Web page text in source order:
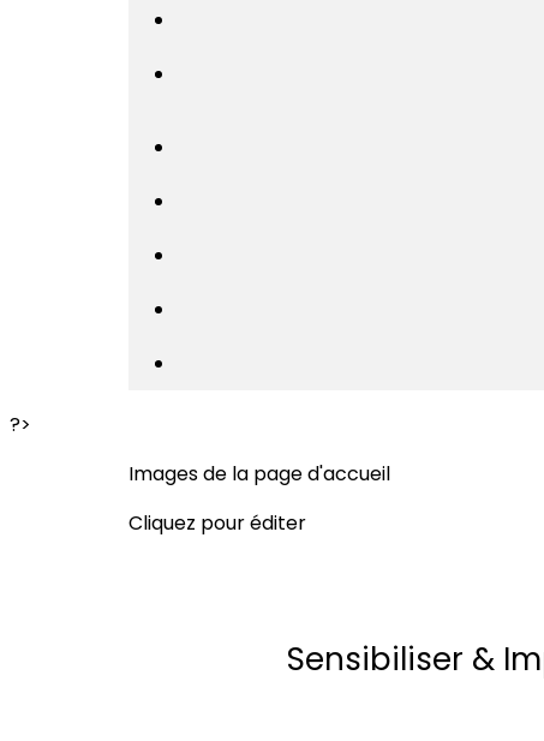
?>
Images de la page d'accueil
Cliquez pour éditer
Sensibiliser &